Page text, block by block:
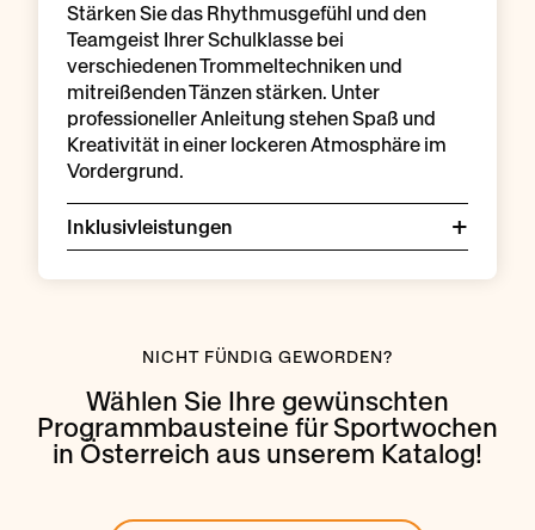
Stärken Sie das Rhythmusgefühl und den
Teamgeist Ihrer Schulklasse bei
verschiedenen Trommeltechniken und
mitreißenden Tänzen stärken. Unter
professioneller Anleitung stehen Spaß und
Kreativität in einer lockeren Atmosphäre im
Vordergrund.
Inklusivleistungen
NICHT FÜNDIG GEWORDEN?
Wählen Sie Ihre gewünschten
Programmbausteine für Sportwochen
in Österreich aus unserem Katalog!